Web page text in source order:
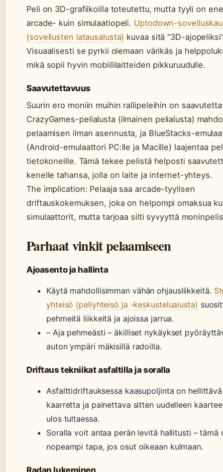
Peli on 3D-grafiikoilla toteutettu, mutta tyyli on
arcade- kuin simulaatiopeli. Uptodown-
(sovellusten latausalusta) kuvaa sitä “3D-
Visuaalisesti se pyrkii olemaan värikäs ja
mikä sopii hyvin mobiililaitteiden pikkuruudulle.
Saavutettavuus
Suurin ero moniin muihin rallipeleihin on
CrazyGames-pelialusta (ilmainen pelialusta)
pelaamisen ilman asennusta, ja BlueStacks-
(Android-emulaattori PC:lle ja Macille) laajentaa
tietokoneille. Tämä tekee pelistä helposti
kenelle tahansa, jolla on laite ja internet-yhteys.
The implication: Pelaaja saa arcade-tyylisen
driftauskokemuksen, joka on helpompi omaksua
simulaattorit, mutta tarjoaa silti syvyyttä
Parhaat vinkit pelaamiseen
Ajoasento ja hallinta
Käytä mahdollisimman vähän ohjausliikkeitä.
yhteisö (peliyhteisö ja -keskustelualusta)
pehmeitä liikkeitä ja ajoissa jarrua.
– Aja pehmeästi – äkilliset nykäykset
auton ympäri mäkisillä radoilla.
Driftaus tekniikat asfaltilla ja soralla
Asfalttidriftauksessa kaasupoljinta on hellittävä
kaarretta ja painettava sitten uudelleen
ulos tultaessa.
Soralla voit antaa perän levitä hallitusti – tämä
nopeampi tapa, jos osut oikeaan kulmaan.
Radan lukeminen